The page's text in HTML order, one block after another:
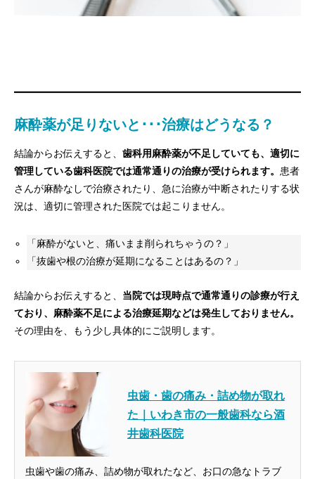
麻酔薬が足りないと･･･治療はどうなる？
結論からお伝えすると、 歯科用麻酔薬が不足していても、適切に
管理している歯科医院では通常通りの治療が受けられます。 患者
さんが麻酔なしで治療されたり、急に治療が中断されたりする状
況は、適切に管理された医院では起こりません。
「麻酔がないと、痛いまま削られちゃうの？」
「抜歯や根の治療が延期になることはあるの？」
結論からお伝えすると、 当院では現時点で通常通りの診療が行え
ており、麻酔薬不足による治療延期などは発生しておりません。
その理由を、もう少し具体的にご説明します。
虫歯・歯の痛み・詰め物が取れ
た｜いわき市の一般歯科なら酒
井歯科医院
虫歯や歯の痛み、詰め物が取れたなど、お口の急なトラブ